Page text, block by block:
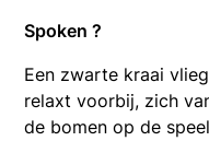
Spoken ?
Een zwarte kraai
relaxt voorbij, zich
de bomen op de